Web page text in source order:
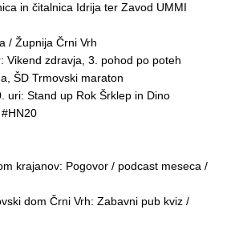
in čitalnica Idrija ter Zavod UMMI
/ Župnija Črni Vrh
Vikend zdravja, 3. pohod po poteh
ŠD Trmovski maraton
uri: Stand up Rok Šrklep in Dino
krajanov: Pogovor / podcast meseca /
dom Črni Vrh: Zabavni pub kviz /